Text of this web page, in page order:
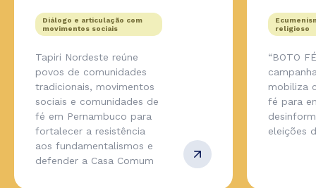
Diálogo e articulação com
movimentos sociais
Tapiri Nordeste reúne
povos de comunidades
tradicionais, movimentos
sociais e comunidades de
fé em Pernambuco para
fortalecer a resistência
aos fundamentalismos e
defender a Casa Comum
religioso
“BOTO
mobiliza
fé para
eleições